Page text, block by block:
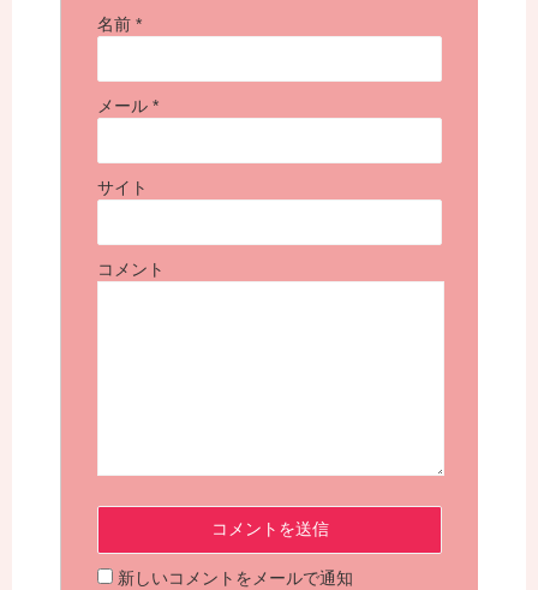
名前 *
メール *
サイト
コメント
新しいコメントをメールで通知